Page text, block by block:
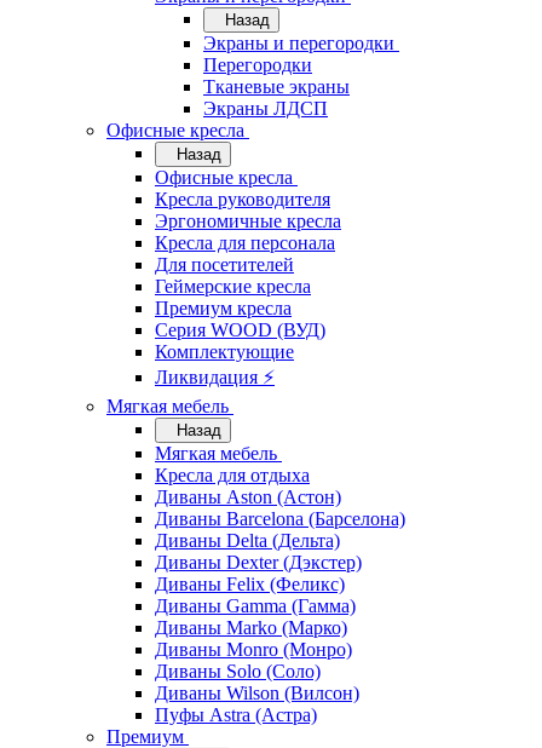
Назад
Экраны и перегородки
Перегородки
Тканевые экраны
Экраны ЛДСП
Офисные кресла
Назад
Офисные кресла
Кресла руководителя
Эргономичные кресла
Кресла для персонала
Для посетителей
Геймерские кресла
Премиум кресла
Серия WOOD (ВУД)
Комплектующие
Ликвидация ⚡
Мягкая мебель
Назад
Мягкая мебель
Кресла для отдыха
Диваны Aston (Астон)
Диваны Barcelona (Барселона)
Диваны Delta (Дельта)
Диваны Dexter (Дэкстер)
Диваны Felix (Феликс)
Диваны Gamma (Гамма)
Диваны Marko (Марко)
Диваны Monro (Монро)
Диваны Solo (Соло)
Диваны Wilson (Вилсон)
Пуфы Astra (Астра)
Премиум